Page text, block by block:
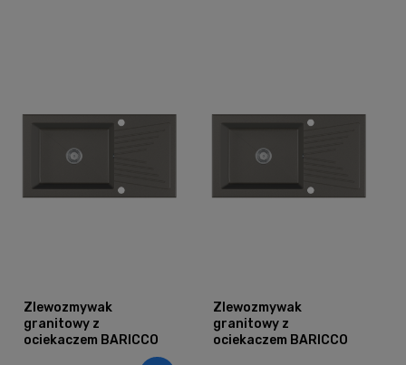
Zlewozmywak
granitowy z
ociekaczem BARICCO
Zlewozmywak
granitowy z
ociekaczem BARICCO